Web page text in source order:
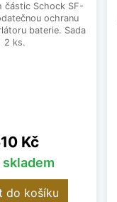
částic Schock SF-
ochranu
baterie. Sada
2 ks.
Kč
skladem
do košíku